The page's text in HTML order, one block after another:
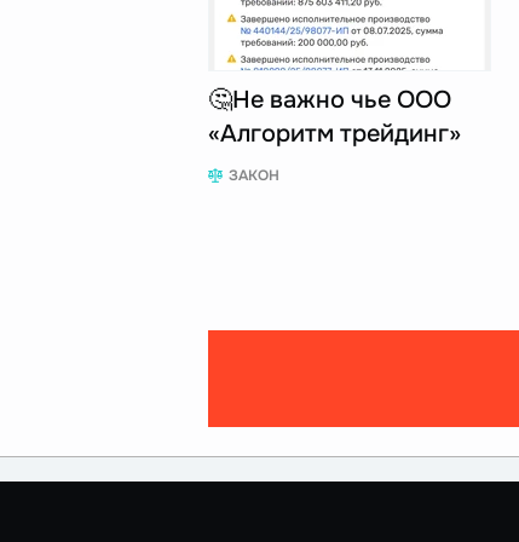
🤔Не важно чье ООО
«Алгоритм трейдинг»
ЗАКОН